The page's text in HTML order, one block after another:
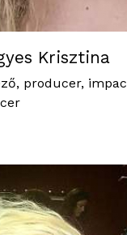
Krisztina
producer,